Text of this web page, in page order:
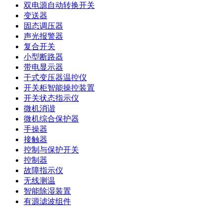
双电源自动转换开关
变送器
固态调压器
声光报警器
复合开关
小型断路器
带电显示器
干式变压器温控仪
开关柜智能操控装置
开关状态指示仪
微机消谐
微机综合保护器
手操器
接触器
控制与保护开关
控制器
故障指示仪
无线测温
智能除湿装置
有源滤波组件